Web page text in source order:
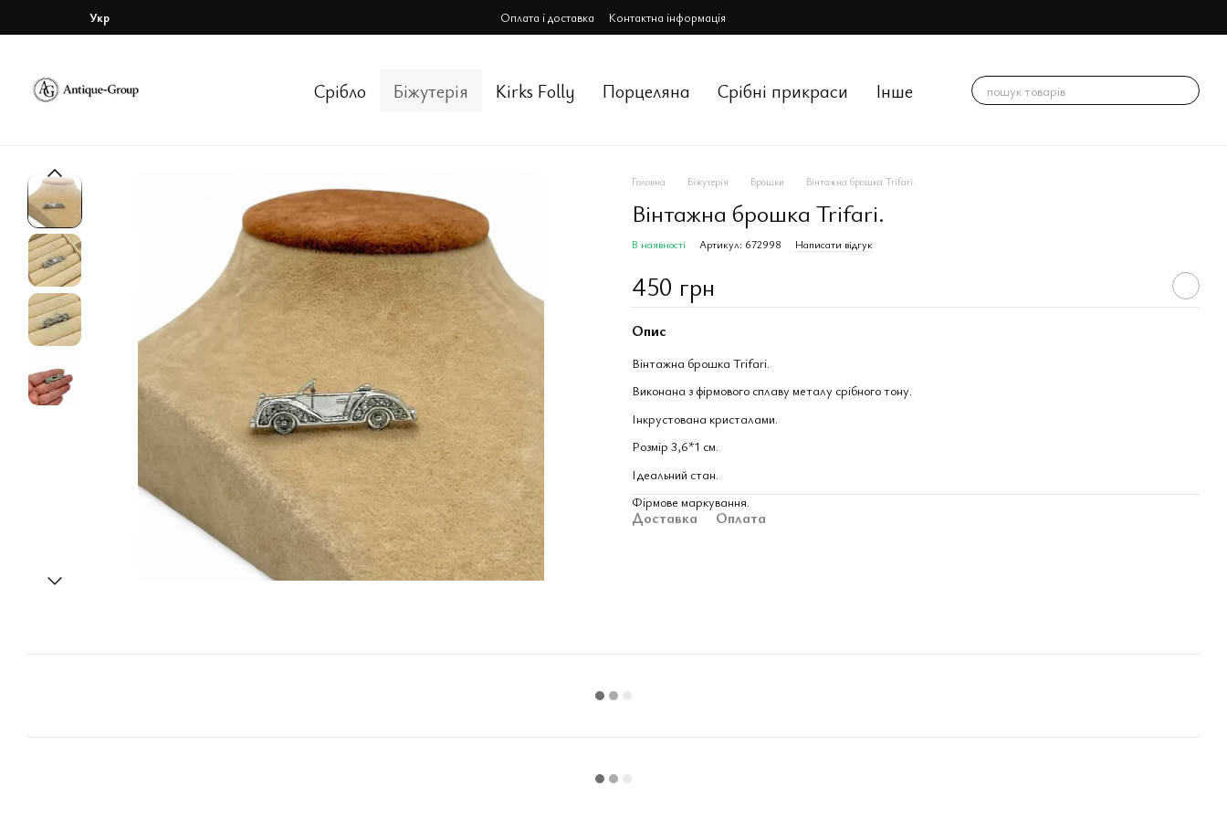
Перейти до основного контенту
Укр Оплата і доставка Контактна інформація
Срібло Біжутерія Kirks Folly Порцеляна Срiбнi прикраси Інше
Головна Біжутерія Брошки Вінтажна брошка Trifari.
Вінтажна брошка Trifari.
В наявності Артикул: 672998 Написати відгук
450 грн
Опис
Вінтажна брошка Trifari.
Виконана з фірмового сплаву металу срібного тону.
Інкрустована кристалами.
Розмір 3,6*1 см.
Ідеальний стан.
Фірмове маркування.
Доставка Оплата